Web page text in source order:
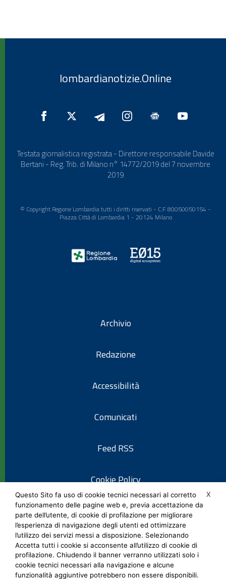
lombardianotizie.Online
Testata giornalistica registrata - Direttore responsabile Davide
Bertani - Reg. Trib. di Milano n° 14772/2019 del 7 novembre
2019
© Copyright Regione Lombardia tutti i diritti riservati - C.F. 80050050154 -
Piazza Città di Lombardia 1 - 20124 Milano
Archivio
Redazione
Accessibilità
Comunicati
Feed RSS
Cookie Policy
Informativa privacy
Note legali
Social Media Policy
X
Questo Sito fa uso di cookie tecnici necessari al corretto
funzionamento delle pagine web e, previa accettazione da
parte dell’utente, di cookie di profilazione per migliorare
l’esperienza di navigazione degli utenti ed ottimizzare
l’utilizzo dei servizi messi a disposizione. Selezionando
Accetta tutti i cookie si acconsente all’utilizzo di cookie di
profilazione. Chiudendo il banner verranno utilizzati solo i
cookie tecnici necessari alla navigazione e alcune
funzionalità aggiuntive potrebbero non essere disponibili.